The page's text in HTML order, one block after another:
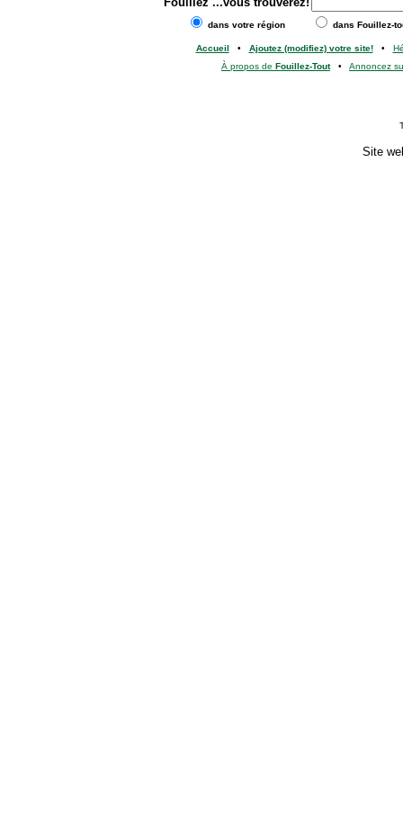
dans votre région dans Fouillez-
Accueil • Ajoutez (modifiez) votre site!•
À propos de Fouillez-Tout• Annoncez
Site